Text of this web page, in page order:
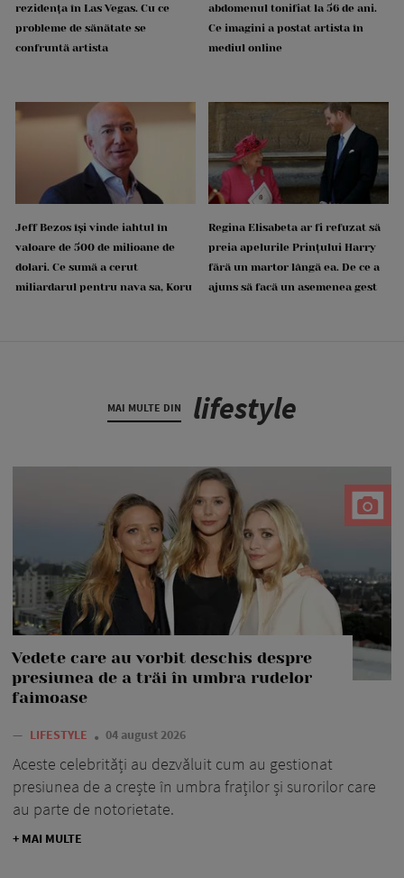
rezidența în Las Vegas. Cu ce
probleme de sănătate se
confruntă artista
abdomenul tonifiat la 56 de ani.
Ce imagini a postat artista în
mediul online
Jeff Bezos își vinde iahtul în
valoare de 500 de milioane de
dolari. Ce sumă a cerut
miliardarul pentru nava sa, Koru
Regina Elisabeta ar fi refuzat să
preia apelurile Prințului Harry
fără un martor lângă ea. De ce a
ajuns să facă un asemenea gest
MAI MULTE DIN lifestyle
Vedete care au vorbit deschis despre
presiunea de a trăi în umbra rudelor
faimoase
— LIFESTYLE 04 august 2026
Aceste celebrități au dezvăluit cum au gestionat
presiunea de a crește în umbra fraților și surorilor care
au parte de notorietate.
+ MAI MULTE